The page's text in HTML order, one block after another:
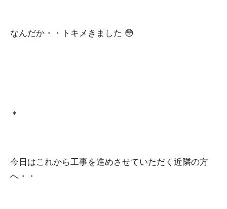
なんだか・・トキメきました 😳
＊
今日はこれから工事を進めさせていただく近隣の方
へ・・